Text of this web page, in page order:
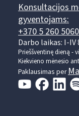
Konsultacijos
gyventojams:
+370 5 260 5060
Darbo laikas: I-IV
Prieššventinę dieną -
Kiekvieno mėnesio
Paklausimas per